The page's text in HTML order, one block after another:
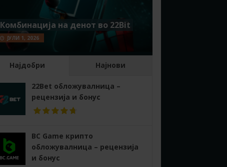
Комбинација на денот во 22Bit
ЈУЛИ 1, 2026
Најдобри Најнови
22Bet обложувалница –
рецензија и бонус
BC Game крипто
обложувалница – рецензија
и бонус